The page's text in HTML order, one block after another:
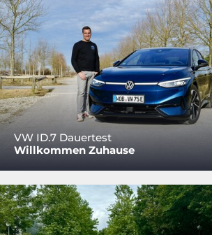
VW ID.7 Dauertest
Willkommen Zuhause